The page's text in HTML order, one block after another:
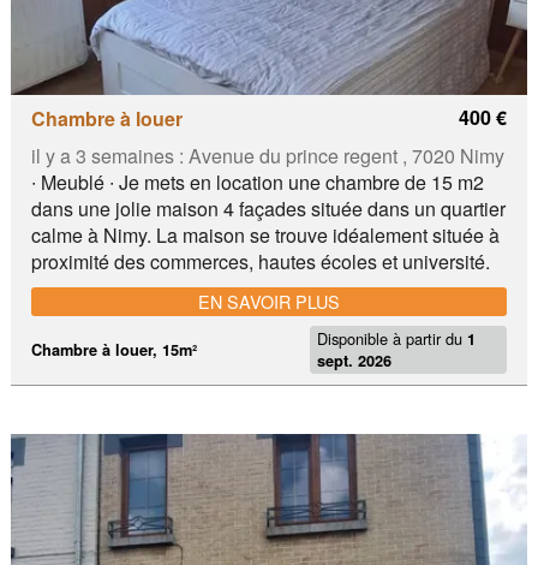
Chambre à louer
il y a 3 semaines : Avenue du prince regent , 7020 Nimy
∙ Meublé ∙ Je mets en location une chambre de 15 m2
dans une jolie maison 4 façades située dans un quartier
calme à Nimy. La maison se trouve idéalement située à
proximité des commerces, hautes écoles et université.
Chambre à louer, 15m² Disponible à partir du1
sept. 2026
400 €
EN SAVOIR PLUS